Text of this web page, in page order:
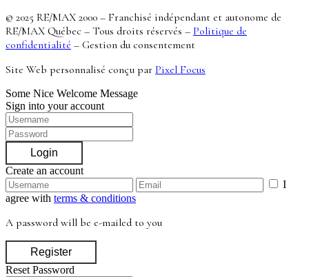
© 2025 RE/MAX 2000 – Franchisé indépendant et autonome de
RE/MAX Québec – Tous droits réservés – Politique de
confidentialité – Gestion du consentement
Site Web personnalisé conçu par Pixel Focus
Some Nice Welcome Message
Sign into your account
Login
Create an account
I
agree with terms & conditions
A password will be e-mailed to you
Register
Reset Password